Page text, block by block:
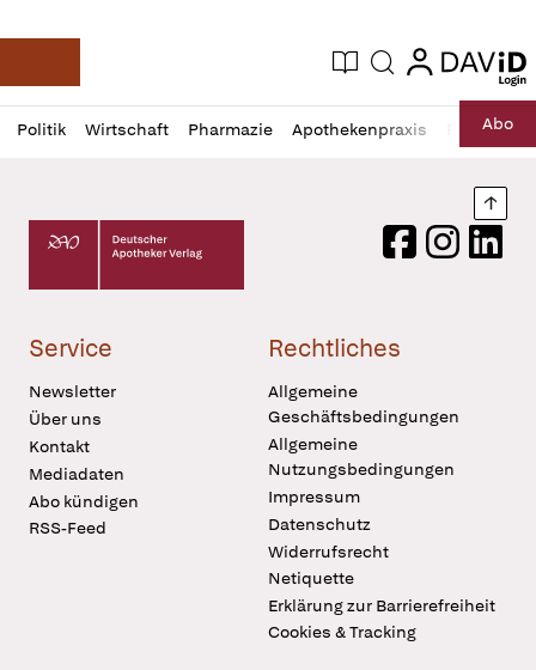
Deutsche Apotheker Zeitung
Aktuelle Ausgabe
Suche login
login
Politik Wirtschaft Pharmazie Apothekenpraxis RechtAbo
Profil
öffnen
Daz
Pur
Deutscher Apotheker Verlag Logo
FacebookInstagram
Service
Newsletter
Über uns
Kontakt
Mediadaten
Abo kündigen
RSS-Feed
Rechtliches
Allgemeine
Geschäftsbedingungen
Allgemeine
Nutzungsbedingungen
Impressum
Datenschutz
Widerrufsrecht
Netiquette
Erklärung zur Barrierefreiheit
Cookies & Tracking